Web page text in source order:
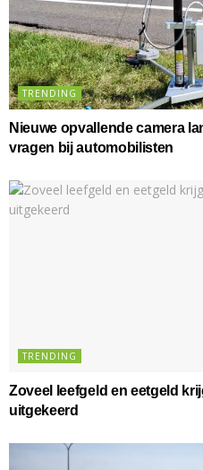
TRENDING
Nieuwe opvallende camera
vragen bij automobilisten
TRENDING
Zoveel leefgeld en eetgeld
uitgekeerd